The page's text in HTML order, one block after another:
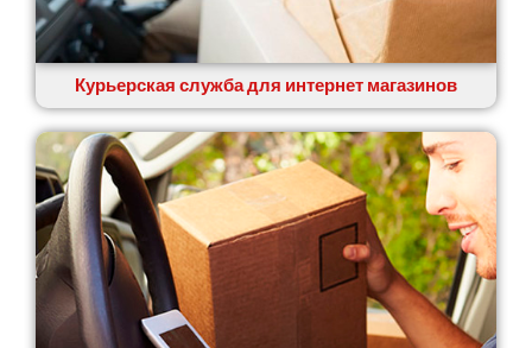
Курьерская служба для интернет магазинов